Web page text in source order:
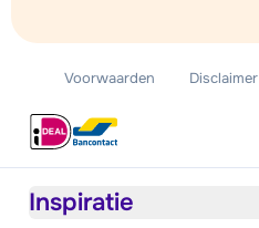
Voorwaarden Disclaimer
Inspiratie